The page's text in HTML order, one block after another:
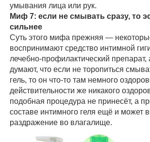
умывания лица или рук.
Миф 7: если не смывать сразу, то
сильнее
Суть этого мифа прежняя —
воспринимают средство интимной
лечебно-профилактический препарат,
думают, что если не торопиться
гель, то он что-то там немного
действительности же никакого
подобная процедура не принесёт, а
составе интимного геля ещё и может
раздражение во влагалище.